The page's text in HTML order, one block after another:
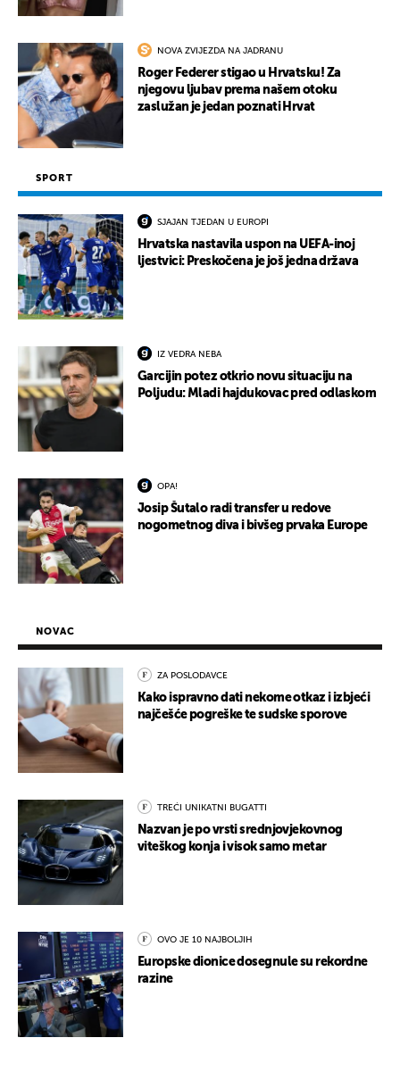
NOVA ZVIJEZDA NA JADRANU
Roger Federer stigao u Hrvatsku! Za
njegovu ljubav prema našem otoku
zaslužan je jedan poznati Hrvat
SPORT
SJAJAN TJEDAN U EUROPI
Hrvatska nastavila uspon na UEFA-inoj
ljestvici: Preskočena je još jedna država
IZ VEDRA NEBA
Garcijin potez otkrio novu situaciju na
Poljudu: Mladi hajdukovac pred odlaskom
OPA!
Josip Šutalo radi transfer u redove
nogometnog diva i bivšeg prvaka Europe
NOVAC
ZA POSLODAVCE
Kako ispravno dati nekome otkaz i izbjeći
najčešće pogreške te sudske sporove
TREĆI UNIKATNI BUGATTI
Nazvan je po vrsti srednjovjekovnog
viteškog konja i visok samo metar
OVO JE 10 NAJBOLJIH
Europske dionice dosegnule su rekordne
razine